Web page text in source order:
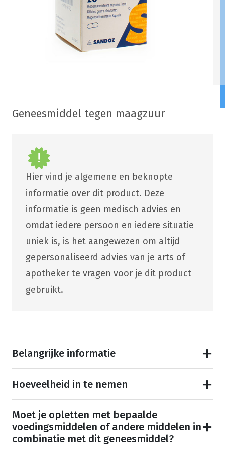
Geneesmiddel tegen maagzuur
Hier vind je algemene en beknopte
informatie over dit product. Deze
informatie is geen medisch advies en
omdat iedere persoon en iedere situatie
uniek is, is het aangewezen om altijd
gepersonaliseerd advies van je arts of
apotheker te vragen voor je dit product
gebruikt.
Belangrijke informatie
Hoeveelheid in te nemen
Moet je opletten met bepaalde
voedingsmiddelen of andere middelen in
combinatie met dit geneesmiddel?